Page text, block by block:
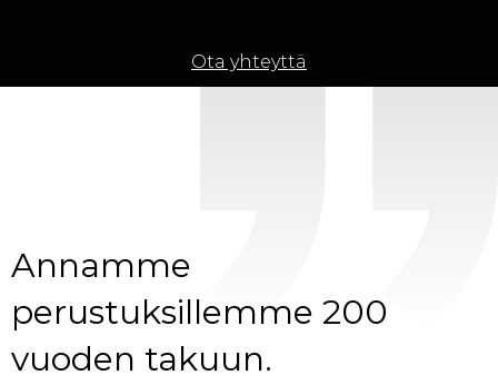
Ota yhteyttä
Annamme
perustuksillemme 200
vuoden takuun.